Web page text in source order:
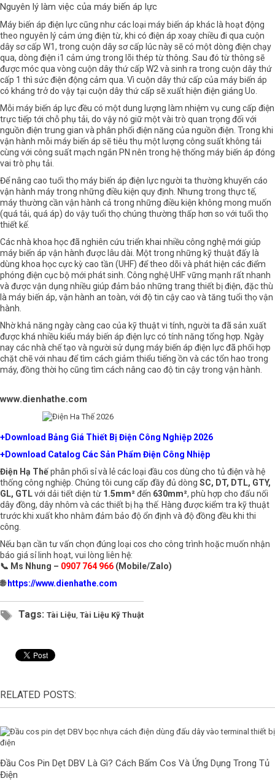
Nguyên lý làm việc của máy biến áp lực
Máy biến áp điện lực cũng như các loại máy biến áp khác là hoạt động
theo nguyên lý cảm ứng điện từ, khi có điện áp xoay chiều đi qua cuộn
dây sơ cấp W1, trong cuộn dây sơ cấp lúc này sẽ có một dòng điện chạy
qua, dòng điện i1 cảm ứng trong lõi thép từ thông. Sau đó từ thông sẽ
được móc qua vòng cuộn dây thứ cấp W2 và sinh ra trong cuộn dây thứ
cấp 1 thì sức điện động cảm qua. Vì cuộn dây thứ cấp của máy biến áp
có kháng trở do vậy tại cuộn dây thứ cấp sẽ xuất hiện điện giáng Uo.
Mỗi máy biến áp lực đều có một dung lượng làm nhiệm vụ cung cấp điện
trực tiếp tới chỗ phụ tải, do vậy nó giữ một vài trò quan trọng đối với
nguồn điện trung gian và phân phổi điện năng của nguồn điện. Trong khi
vận hành mỗi máy biến áp sẽ tiêu thụ một lượng công suất không tải
cùng với công suất mạch ngắn PN nên trong hệ thống máy biến áp đóng
vai trò phụ tải.
Đểnâng cao tuổi thọ máy biến áp điện lựcngười ta thường khuyến cáo
vận hành máy trong những điều kiện quy định. Nhưng trong thực tế,
máy thường cần vận hành cả trong những điều kiện không mong muốn
(quá tải, quá áp) do vậy tuổi thọ chúng thường thấp hơn so với tuổi thọ
thiết kế.
Các nhà khoa học đã nghiên cứu triển khai nhiều công nghệ mới giúp
máy biến áp vận hành được lâu dài. Một trong những kỹ thuật đấy là
dùng khoa học cực kỳ cao tần (UHF) để theo dõi và phát hiện các điểm
phóng điện cục bộ mới phát sinh. Công nghệ UHF vững mạnh rất nhanh
và được vận dụng nhiều giúp đảm bảo những trang thiết bị điện, đặc thù
là máy biến áp, vận hành an toàn, với độ tin cậy cao và tăng tuổi thọ vận
hành.
Nhờ khả năng ngày càng cao của kỹ thuật vi tính, người ta đã sản xuất
được khá nhiều kiểu máy biến áp điện lực có tính năng tổng hợp. Ngày
nay các nhà chế tạo và người sử dụng máy biến áp điện lực đã phối hợp
chặt chẽ với nhau để tìm cách giảm thiểu tiếng ồn và các tổn hao trong
máy, đồng thời họ cũng tìm cách nâng cao độ tin cậy trong vận hành.
www.dienhathe.com
+Download Bảng Giá Thiết Bị Điện Công Nghiệp 2026
+Download Catalog Các Sản Phẩm Điện Công Nhiệp
Điện Hạ Thếphân phối sỉ và lẻ các loại đầu cos dùng cho tủ điện và hệ
thống công nghiệp. Chúng tôi cung cấp đầy đủ dòng SC, DT, DTL, GTY,
GL, GTLvới dải tiết diện từ 1.5mm²đến 630mm², phù hợp cho đấu nối
dây đồng, dây nhôm và các thiết bị hạ thế. Hàng được kiểm tra kỹ thuật
trước khi xuất kho nhằm đảm bảo độ ổn định và độ đồng đều khi thi
công.
Nếu bạn cần tư vấn chọn đúng loại cos cho công trình hoặc muốn nhận
báo giá sỉ linh hoạt, vui lòng liên hệ:
📞 Ms Nhung – 0907 764 966 (Mobile/Zalo)
🌐 https://www.dienhathe.com
Tags: Tài Liệu Tài Liệu Kỹ Thuật
RELATED POSTS:
Đầu Cos Pin Dẹt DBV Là Gì? Cách Bấm Cos Và Ứng Dụng Trong Tủ
Điện